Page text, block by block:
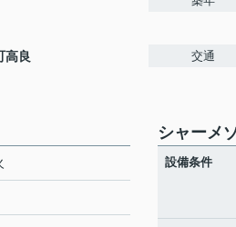
高良 交通
シャーメ
設備条件